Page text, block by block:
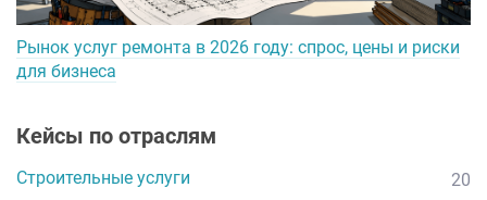
Рынок услуг ремонта в 2026 году: спрос, цены и риски
для бизнеса
Кейсы по отраслям
Строительные услуги
20